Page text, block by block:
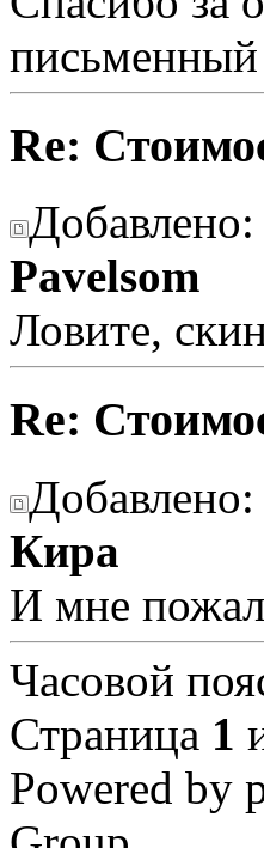
Re:
Добавлено:
Pavelsom
Ловите,
Re:
Добавлено:
Кира
И мне
Часовой
Страница 1
Powered by